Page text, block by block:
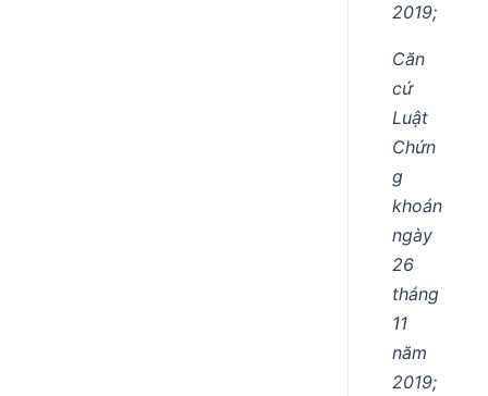
2019;
Căn
cứ
Luật
Chứn
g
khoán
ngày
26
tháng
11
năm
2019;